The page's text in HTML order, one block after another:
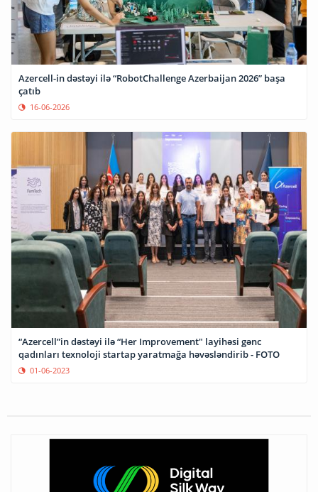
Azercell-in dəstəyi ilə “RobotChallenge Azerbaijan 2026” başa
çatıb
16-06-2026
“Azercell”in dəstəyi ilə “Her Improvement" layihəsi gənc
qadınları texnoloji startap yaratmağa həvəsləndirib - FOTO
01-06-2023